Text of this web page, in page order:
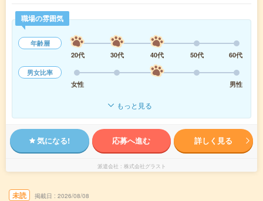
職場の雰囲気
年齢層
20代
30代 40代 50代
60代
男女比率
女性
男性
もっと見る
気になる! 応募へ進む 詳しく見る
派遣会社 株式会社グラスト
未読 掲載日 2026/08/08